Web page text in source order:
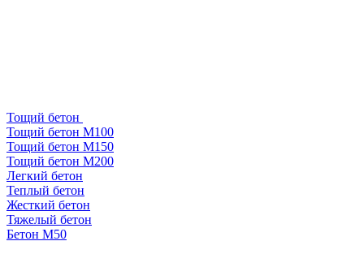
Тощий бетон
Тощий бетон М100
Тощий бетон М150
Тощий бетон М200
Легкий бетон
Теплый бетон
Жесткий бетон
Тяжелый бетон
Бетон М50